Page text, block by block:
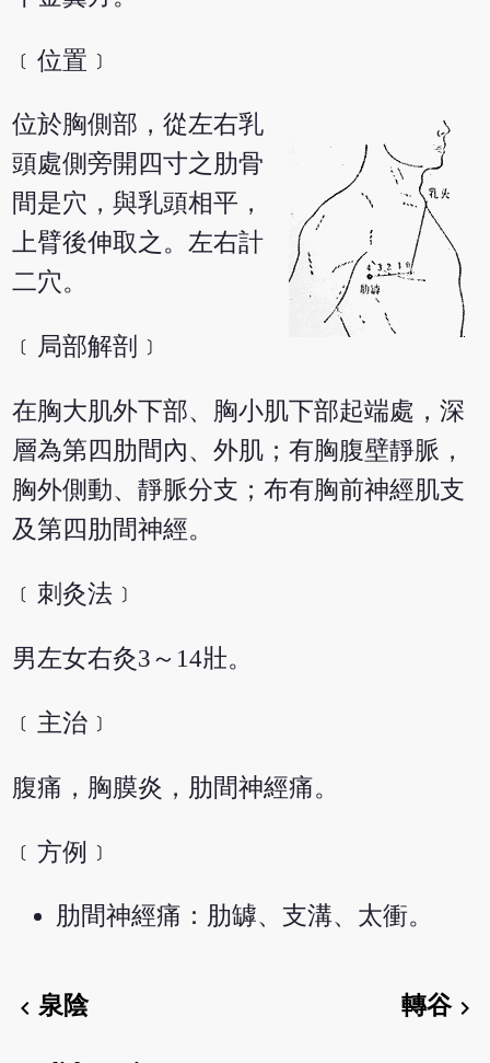
﹝位置﹞
位於胸側部，從左右乳
頭處側旁開四寸之肋骨
間是穴，與乳頭相平，
上臂後伸取之。左右計
二穴。
﹝局部解剖﹞
在胸大肌外下部、胸小肌下部起端處，深
層為第四肋間內、外肌；有胸腹壁靜脈，
胸外側動、靜脈分支；布有胸前神經肌支
及第四肋間神經。
﹝刺灸法﹞
男左女右灸3～14壯。
﹝主治﹞
腹痛，胸膜炎，肋間神經痛。
﹝方例﹞
肋間神經痛：肋罅、支溝、太衝。
chevron_left泉陰 轉谷chevron_right